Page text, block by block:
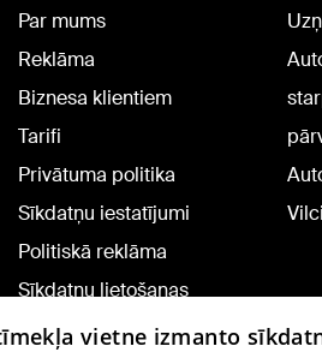
Par mums
Reklāma
Biznesa klientiem
Tarifi
Privātuma politika
Sīkdatņu iestatījumi
Politiskā reklāma
Sīkdatņu lietošanas
noteikumivietne izmanto